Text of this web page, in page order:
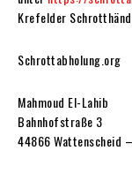
Krefelder
Schrottabholung.org
Mahmoud El-Lahib
Bahnhofstraße 3
44866 Wattenscheid